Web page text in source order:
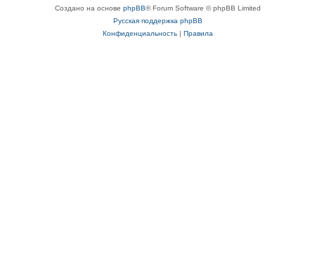
Создано на основе phpBB® Forum Software © phpBB Limited
Русская поддержка phpBB
Конфиденциальность| Правила